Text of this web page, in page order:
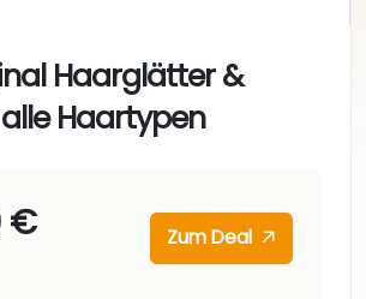
Haarglätter &
Haartypen
€ Zum Deal